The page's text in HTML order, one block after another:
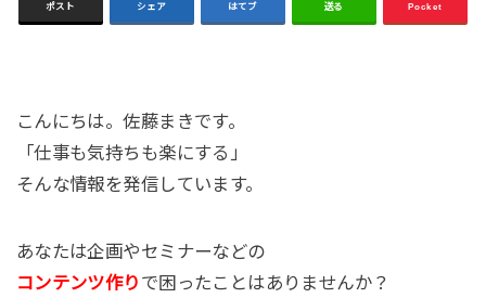
ポスト シェア はてブ 送る Pocket
こんにちは。佐藤まきです。
「仕事も気持ちも楽にする」
そんな情報を発信しています。
あなたは企画やセミナーなどの
コンテンツ作り で困ったことはありませんか？